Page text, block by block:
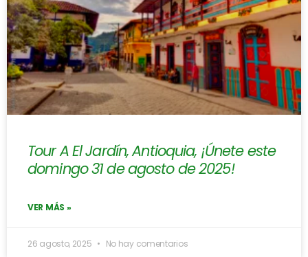
Tour A El Jardín, Antioquia, ¡Únete este
domingo 31 de agosto de 2025!
VER MÁS »
26 agosto, 2025 No hay comentarios